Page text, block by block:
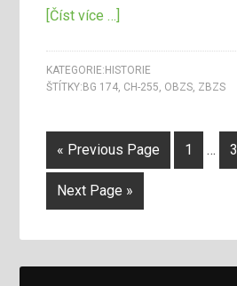
[Číst více …]
KATEGORIE: HISTORIE
ŠTÍTKY: BG 174, CH-255, OBZS, ZBZS
« Previous Page 1 … 3
Next Page »